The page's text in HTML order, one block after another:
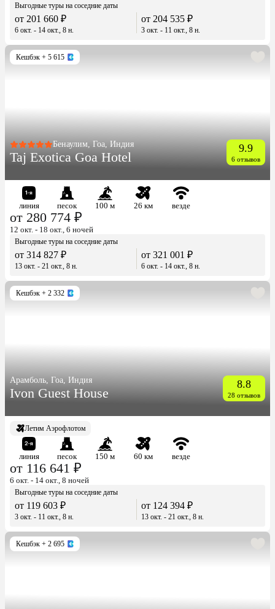
Выгодные туры на соседние даты
от 201 660 ₽
6 окт. - 14 окт., 8 н.
от 204 535 ₽
3 окт. - 11 окт., 8 н.
Кешбэк + 5 615
Бенаулим, Гоа, Индия
Taj Exotica Goa Hotel
9.9
6 отзывов
линия песок 100 м 26 км везде
от 280 774 ₽
12 окт. - 18 окт., 6 ночей
Выгодные туры на соседние даты
от 314 827 ₽
13 окт. - 21 окт., 8 н.
от 321 001 ₽
6 окт. - 14 окт., 8 н.
Кешбэк + 2 332
Арамболь, Гоа, Индия
Ivon Guest House
8.8
28 отзывов
Летим Аэрофлотом
линия песок 150 м 60 км везде
от 116 641 ₽
6 окт. - 14 окт., 8 ночей
Выгодные туры на соседние даты
от 119 603 ₽
3 окт. - 11 окт., 8 н.
от 124 394 ₽
13 окт. - 21 окт., 8 н.
Кешбэк + 2 695